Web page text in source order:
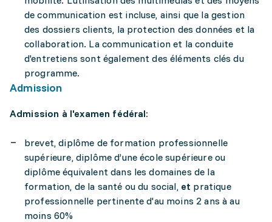
de communication est incluse, ainsi que la gestion
des dossiers clients, la protection des données et la
collaboration. La communication et la conduite
d'entretiens sont également des éléments clés du
programme.
Admission
Admission à l'examen fédéral:
brevet, diplôme de formation professionnelle
supérieure, diplôme d’une école supérieure ou
diplôme équivalent dans les domaines de la
formation, de la santé ou du social, et pratique
professionnelle pertinente d'au moins 2 ans à au
moins 60%